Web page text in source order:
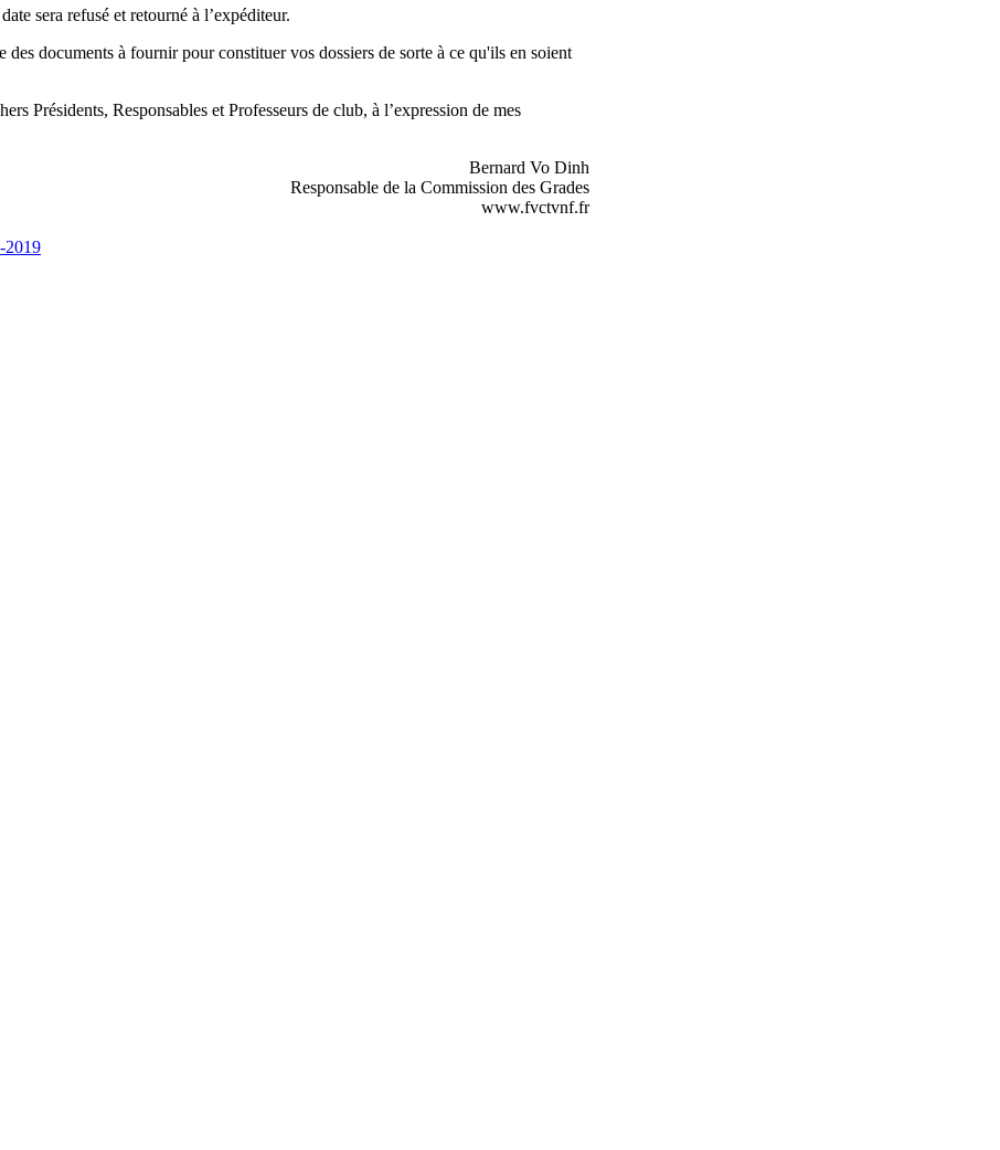
sera refusé et retourné à l’expéditeur.
documents à fournir pour constituer vos dossiers de sorte à ce qu'ils en soient
Présidents, Responsables et Professeurs de club, à l’expression de mes
Bernard Vo Dinh
Responsable de la Commission des Grades
www.fvctvnf.fr
2019